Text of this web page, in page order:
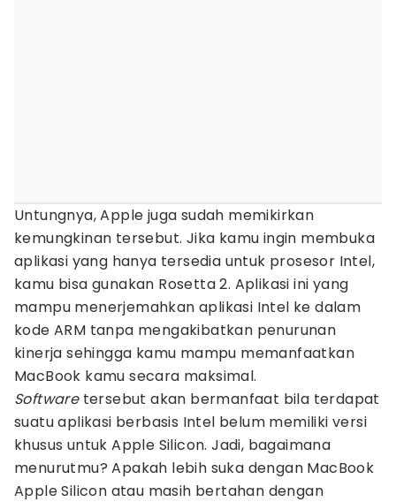
Untungnya, Apple juga sudah memikirkan
kemungkinan tersebut. Jika kamu ingin membuka
aplikasi yang hanya tersedia untuk prosesor Intel,
kamu bisa gunakan Rosetta 2. Aplikasi ini yang
mampu menerjemahkan aplikasi Intel ke dalam
kode ARM tanpa mengakibatkan penurunan
kinerja sehingga kamu mampu memanfaatkan
MacBook kamu secara maksimal.
Softwaretersebut akan bermanfaat bila terdapat
suatu aplikasi berbasis Intel belum memiliki versi
khusus untuk Apple Silicon. Jadi, bagaimana
menurutmu? Apakah lebih suka dengan MacBook
Apple Silicon atau masih bertahan dengan